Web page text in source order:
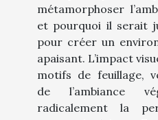
métamorphoser
et pourquoi il serait
pour créer un
apaisant. L’impact
motifs de feuillage,
de l’ambiance
radicalement la